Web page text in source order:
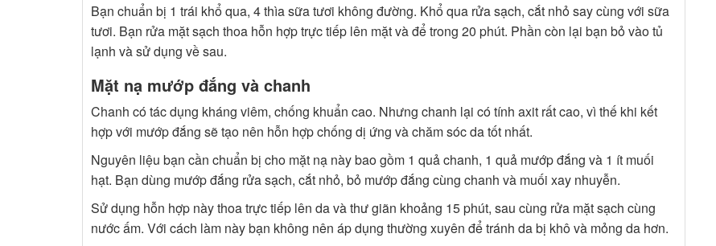
Bạn chuẩn bị 1 trái khổ qua, 4 thìa sữa tươi không đường. Khổ qua rửa sạch, cắt nhỏ say cùng với sữa
tươi. Bạn rửa mặt sạch thoa hỗn hợp trực tiếp lên mặt và để trong 20 phút. Phần còn lại bạn bỏ vào tủ
lạnh và sử dụng về sau.
Mặt nạ mướp đắng và chanh
Chanh có tác dụng kháng viêm, chống khuẩn cao. Nhưng chanh lại có tính axit rất cao, vì thế khi kết
hợp với mướp đắng sẽ tạo nên hỗn hợp chống dị ứng và chăm sóc da tốt nhất.
Nguyên liệu bạn cần chuẩn bị cho mặt nạ này bao gồm 1 quả chanh, 1 quả mướp đắng và 1 ít muối
hạt. Bạn dùng mướp đắng rửa sạch, cắt nhỏ, bỏ mướp đắng cùng chanh và muối xay nhuyễn.
Sử dụng hỗn hợp này thoa trực tiếp lên da và thư giãn khoảng 15 phút, sau cùng rửa mặt sạch cùng
nước ấm. Với cách làm này bạn không nên áp dụng thường xuyên để tránh da bị khô và mỏng da hơn.